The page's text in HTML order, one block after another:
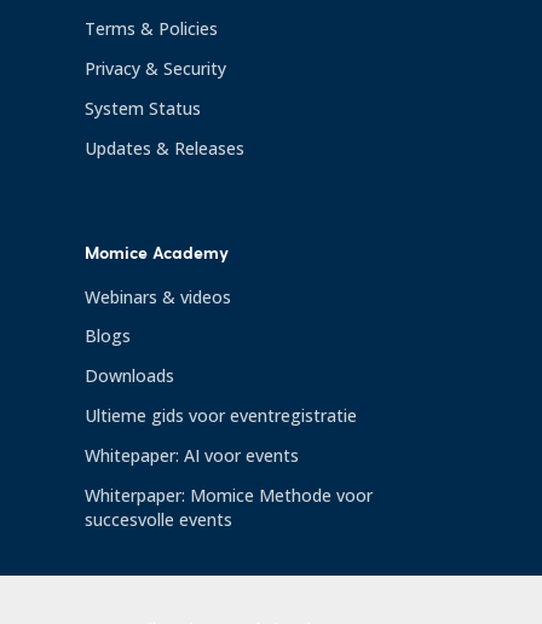
Terms & Policies
Privacy & Security
System Status
Updates & Releases
Momice Academy
Webinars & videos
Blogs
Downloads
Ultieme gids voor eventregistratie
Whitepaper: AI voor events
Whiterpaper: Momice Methode voor
succesvolle events